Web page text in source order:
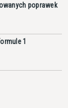
poprawek
1